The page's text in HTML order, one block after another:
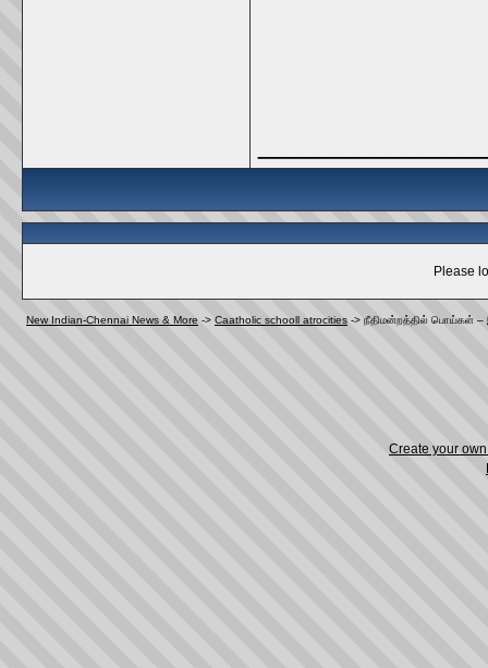
Please
New Indian-Chennai News & More -> Caatholic schooll atrocities -> நீதிமன்றத்தில் பொய்கள்
Create your